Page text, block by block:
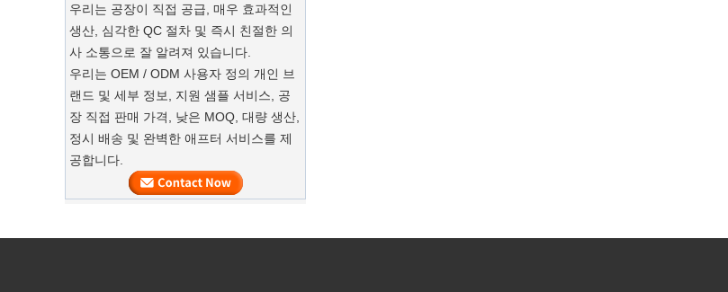
고급 커스텀 천연 캔버스 의류면 먼지
가방 공장 공급 업체
핑을 지배합니다
우리의 황마 토트 백은 이번 시즌의 필수
지속 가능한 목재 옷걸이
고급 먼지 가방으로 정장을 보존하십시오
우리 공장은 고급 맞춤형 의류 가방을 제
공 할 수 있습니다.
우리는 공장이 직접 공급, 매우 효과적인
생산, 심각한 QC 절차 및 즉시 친절한 의
사 소통으로 잘 알려져 있습니다.
우리는 OEM / ODM 사용자 정의 개인 브
랜드 및 세부 정보, 지원 샘플 서비스, 공
장 직접 판매 가격, 낮은 MOQ, 대량 생산,
정시 배송 및 완벽한 애프터 서비스를 제
공합니다.